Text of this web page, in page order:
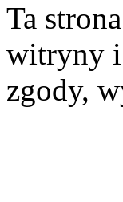
Ta
witryny i
zgody,